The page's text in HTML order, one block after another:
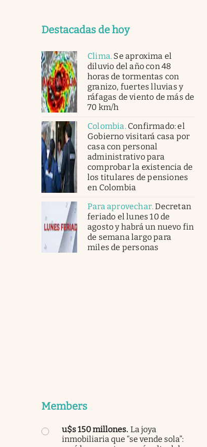
Destacadas de hoy
Clima. Se aproxima el
diluvio del año con 48
horas de tormentas con
granizo, fuertes lluvias y
ráfagas de viento de más de
70 km/h
Colombia. Confirmado: el
Gobierno visitará casa por
casa con personal
administrativo para
comprobar la existencia de
los titulares de pensiones
en Colombia
Para aprovechar.Decretan
feriado el lunes 10 de
agosto y habrá un nuevo fin
de semana largo para
miles de personas
Members
u$s 150 millones. La joya
inmobiliaria que “se vende sola”: